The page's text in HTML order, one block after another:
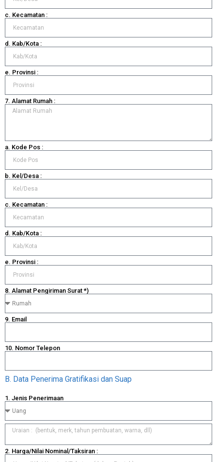
c. Kecamatan :
d. Kab/Kota :
e. Provinsi :
7. Alamat Rumah :
a. Kode Pos :
b. Kel/Desa :
c. Kecamatan :
d. Kab/Kota :
e. Provinsi :
8. Alamat Pengiriman Surat *)
9. Email
10. Nomor Telepon
B. Data Penerima Gratifikasi dan Suap
1. Jenis Penerimaan
2. Harga/Nilai Nominal/Taksiran :